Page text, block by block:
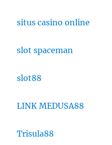
situs casino online
slot spaceman
slot88
LINK MEDUSA88
Trisula88